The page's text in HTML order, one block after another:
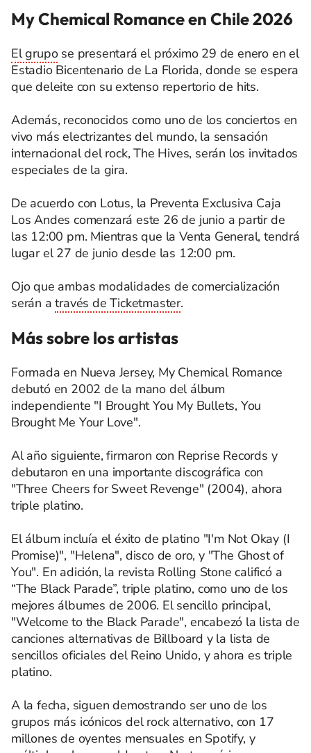
My Chemical Romance en Chile 2026
El grupose presentará el próximo 29 de enero en el
Estadio Bicentenario de La Florida, donde se espera
que deleite con su extenso repertorio de hits.
Además, reconocidos como uno de los conciertos en
vivo más electrizantes del mundo, la sensación
internacional del rock, The Hives, serán los invitados
especiales de la gira.
De acuerdo con Lotus, la Preventa Exclusiva Caja
Los Andes comenzará este 26 de junio a partir de
las 12:00 pm. Mientras que la Venta General, tendrá
lugar el 27 de junio desde las 12:00 pm.
Ojo que ambas modalidades de comercialización
serán através de Ticketmaster.
Más sobre los artistas
Formada en Nueva Jersey, My Chemical Romance
debutó en 2002 de la mano del álbum
independiente "I Brought You My Bullets, You
Brought Me Your Love".
Al año siguiente, firmaron con Reprise Records y
debutaron en una importante discográfica con
"Three Cheers for Sweet Revenge" (2004), ahora
triple platino.
El álbum incluía el éxito de platino "I'm Not Okay (I
Promise)", "Helena", disco de oro, y "The Ghost of
You". En adición, la revista Rolling Stone calificó a
“The Black Parade”, triple platino, como uno de los
mejores álbumes de 2006. El sencillo principal,
"Welcome to the Black Parade", encabezó la lista de
canciones alternativas de Billboard y la lista de
sencillos oficiales del Reino Unido, y ahora es triple
platino.
A la fecha, siguen demostrando ser uno de los
grupos más icónicos del rock alternativo, con 17
millones de oyentes mensuales en Spotify, y